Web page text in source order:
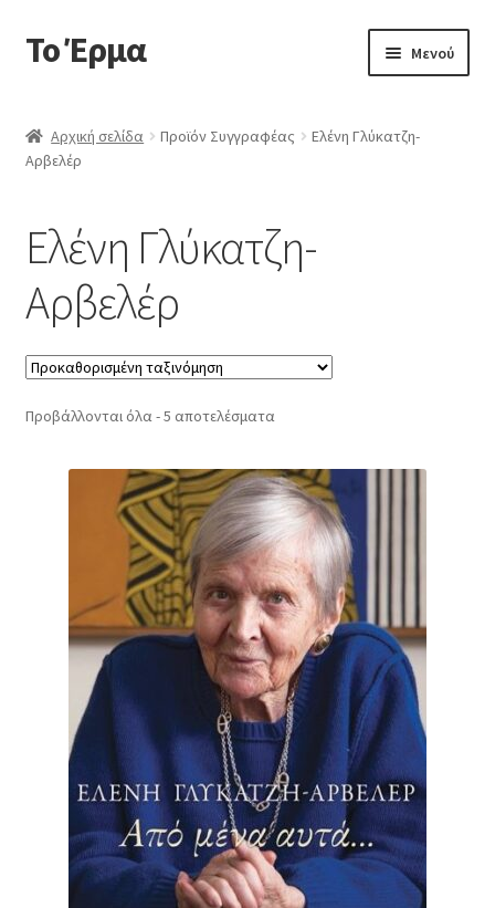
Απευθείας
μετάβαση
πλοήγηση
Μετάβαση
σε
Το Έρμα Μενού
Ποιοι είμαστε
Κατηγορίες Βιβλίων
Συχνές Ερωτήσεις
Αρχική σελίδα Προϊόν Συγγραφέας
Ελένη Γλύκατζη-
Αρβελέρ
Ελένη Γλύκατζη-
Αρβελέρ
Προβάλλονται όλα - 5 αποτελέσματα